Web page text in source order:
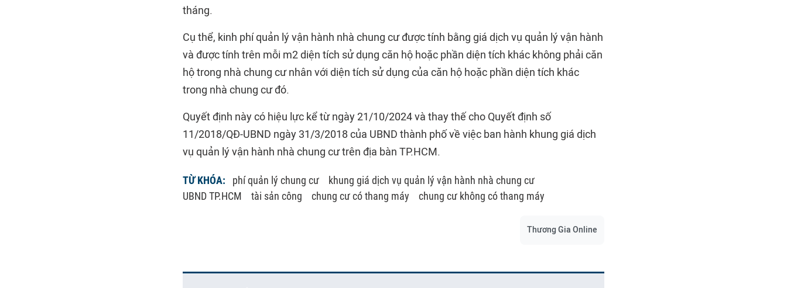
tháng.
Cụ thể, kinh phí quản lý vận hành nhà chung cư được tính bằng giá dịch vụ quản lý vận hành
và được tính trên mỗi m2 diện tích sử dụng căn hộ hoặc phần diện tích khác không phải căn
hộ trong nhà chung cư nhân với diện tích sử dụng của căn hộ hoặc phần diện tích khác
trong nhà chung cư đó.
Quyết định này có hiệu lực kể từ ngày 21/10/2024 và thay thế cho Quyết định số
11/2018/QĐ-UBND ngày 31/3/2018 của UBND thành phố về việc ban hành khung giá dịch
vụ quản lý vận hành nhà chung cư trên địa bàn TP.HCM.
TỪ KHÓA: phí quản lý chung cư
khung giá dịch vụ quản lý vận hành nhà chung cư
UBND TP.HCM
tài sản công chung cư có thang máy chung cư không có thang máy
Thương Gia Online